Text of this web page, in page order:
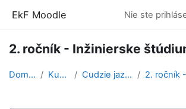
EkF Moodle Nie ste
2. ročník - Inžinierske
Domov Kurzy Cudzie jazyky